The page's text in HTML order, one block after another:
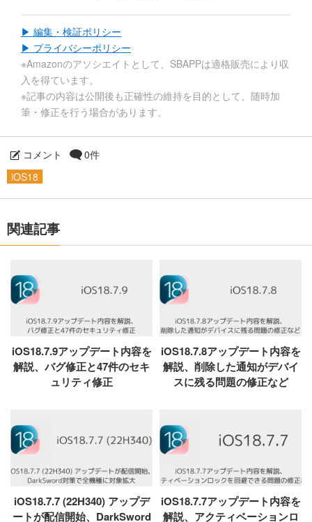
▶ 編集・検証ポリシー
▶ プライバシーポリシー
※Amazonのアソシエイトとして、SBAPPは適格販売により収
入を得ています。
※記事の内容は公開後も正確性の維持を目的として、随時加
筆・修正を行う場合があります。
コメント
0件
iOS18
関連記事
iOS18.7.9アップデート内容を
解説、バグ修正と47件のセキ
ュリティ修正
iOS18.7.8アップデート内容を
解説、削除した通知がデバイ
スに残る問題の修正など
iOS18.7.7 (22H340) アップデ
ートが配信開始、DarkSword
iOS18.7.7アップデート内容を
解説、アクティベーションロ